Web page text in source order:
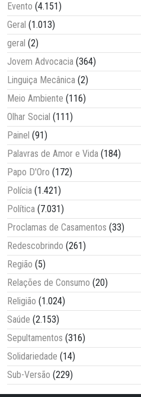
Evento (4.151)
Geral (1.013)
geral (2)
Jovem Advocacia (364)
Linguiça Mecânica (2)
Meio Ambiente (116)
Olhar Social (111)
Painel (91)
Palavras de Amor e Vida (184)
Papo D'Oro (172)
Polícia (1.421)
Política (7.031)
Proclamas de Casamentos (33)
Redescobrindo (261)
Região (5)
Relações de Consumo (20)
Religião (1.024)
Saúde (2.153)
Sepultamentos (316)
Solidariedade (14)
Sub-Versão (229)